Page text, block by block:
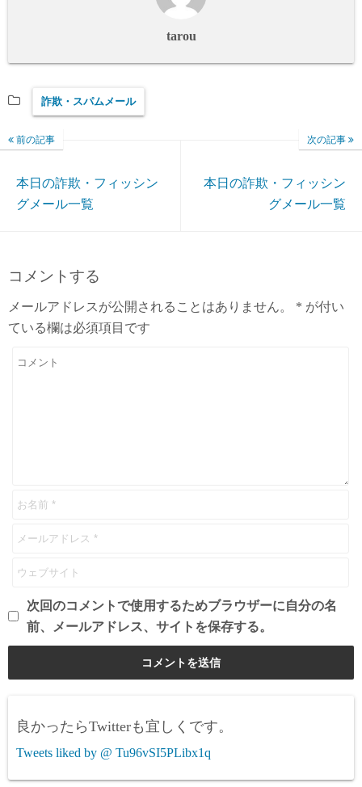
tarou
詐欺・スパムメール
前の記事
本日の詐欺・フィッシン
グメール一覧
次の記事
本日の詐欺・フィッシン
グメール一覧
コメントする
メールアドレスが公開されることはありません。 * が付い
ている欄は必須項目です
次回のコメントで使用するためブラウザーに自分の名
前、メールアドレス、サイトを保存する。
良かったらTwitterも宜しくです。
Tweets liked by @ Tu96vSI5PLibx1q